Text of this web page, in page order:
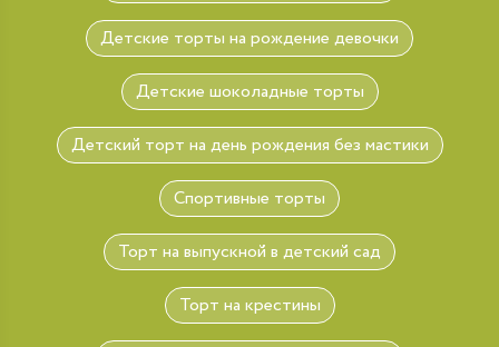
Детские торты на рождение девочки
Детские шоколадные торты
Детский торт на день рождения без мастики
Спортивные торты
Торт на выпускной в детский сад
Торт на крестины